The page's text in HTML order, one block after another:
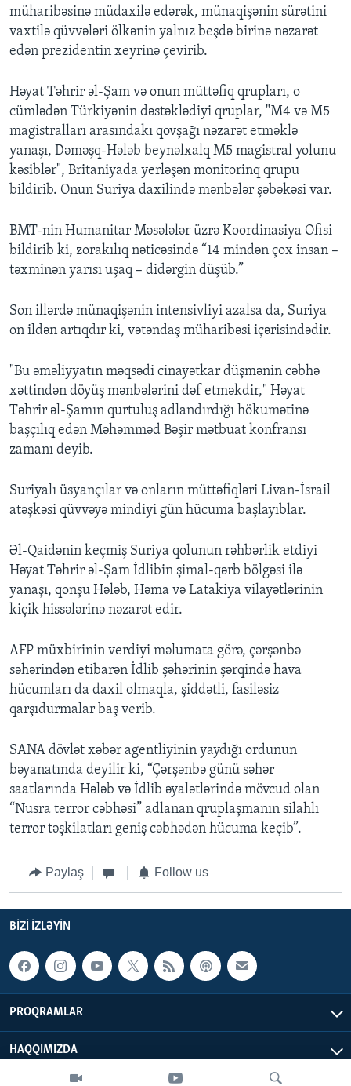
müharibəsinə müdaxilə edərək, münaqişənin sürətini
vaxtilə qüvvələri ölkənin yalnız beşdə birinə nəzarət
edən prezidentin xeyrinə çevirib.
Həyat Təhrir əl-Şam və onun müttəfiq qrupları, o
cümlədən Türkiyənin dəstəklədiyi qruplar, "M4 və M5
magistralları arasındakı qovşağı nəzarət etməklə
yanaşı, Dəməşq-Hələb beynəlxalq M5 magistral yolunu
kəsiblər", Britaniyada yerləşən monitorinq qrupu
bildirib. Onun Suriya daxilində mənbələr şəbəkəsi var.
BMT-nin Humanitar Məsələlər üzrə Koordinasiya Ofisi
bildirib ki, zorakılıq nəticəsində “14 mindən çox insan –
təxminən yarısı uşaq – didərgin düşüb.”
Son illərdə münaqişənin intensivliyi azalsa da, Suriya
on ildən artıqdır ki, vətəndaş müharibəsi içərisindədir.
"Bu əməliyyatın məqsədi cinayətkar düşmənin cəbhə
xəttindən döyüş mənbələrini dəf etməkdir," Həyat
Təhrir əl-Şamın qurtuluş adlandırdığı hökumətinə
başçılıq edən Məhəmməd Bəşir mətbuat konfransı
zamanı deyib.
Suriyalı üsyançılar və onların müttəfiqləri Livan-İsrail
atəşkəsi qüvvəyə mindiyi gün hücuma başlayıblar.
Əl-Qaidənin keçmiş Suriya qolunun rəhbərlik etdiyi
Həyat Təhrir əl-Şam İdlibin şimal-qərb bölgəsi ilə
yanaşı, qonşu Hələb, Həma və Latakiya vilayətlərinin
kiçik hissələrinə nəzarət edir.
AFP müxbirinin verdiyi məlumata görə, çərşənbə
səhərindən etibarən İdlib şəhərinin şərqində hava
hücumları da daxil olmaqla, şiddətli, fasiləsiz
qarşıdurmalar baş verib.
SANA dövlət xəbər agentliyinin yaydığı ordunun
bəyanatında deyilir ki, “Çərşənbə günü səhər
saatlarında Hələb və İdlib əyalətlərində mövcud olan
“Nusra terror cəbhəsi” adlanan qruplaşmanın silahlı
terror təşkilatları geniş cəbhədən hücuma keçib”.
Paylaş Follow us
BIZI IZLƏYIN
PROQRAMLAR
HAQQIMIZDA